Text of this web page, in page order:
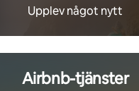
Upplev något nytt
Airbnb-tjänster